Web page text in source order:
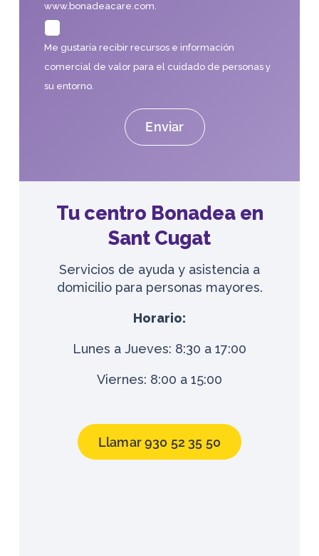
Tu centro Bonadea en
Sant Cugat
Servicios de ayuda y asistencia a
domicilio para personas mayores.
Horario:
Lunes a Jueves: 8:30 a 17:00
Viernes: 8:00 a 15:00
Llamar 930 52 35 50
www.bonadeacare.com.
Me gustaría recibir recursos e información
comercial de valor para el cuidado de personas y
su entorno.